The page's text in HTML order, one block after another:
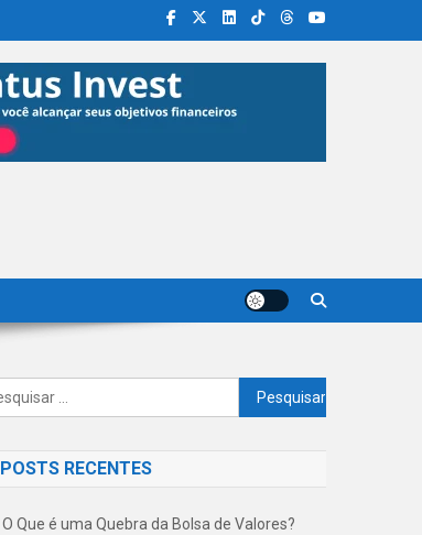
Pesquisar
por:
POSTS RECENTES
O Que é uma Quebra da Bolsa de Valores?